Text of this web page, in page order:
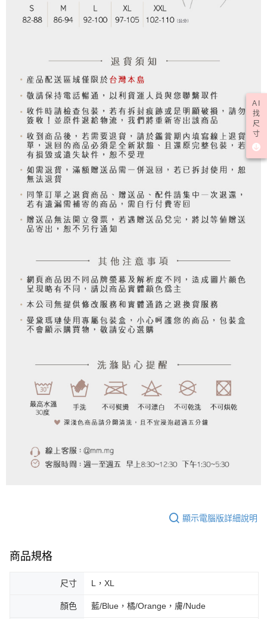
顯示電腦版詳細說明
商品規格
尺寸 L，XL
顏色 藍/Blue，橘/Orange，膚/Nude
AI
找
尺
寸